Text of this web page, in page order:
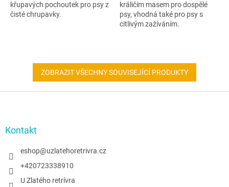
křupavých pochoutek pro psy z
čisté chrupavky.
králičím masem pro dospělé
psy, vhodná také pro psy s
citlivým zažíváním.
ZOBRAZIT VŠECHNY SOUVISEJÍCÍ PRODUKTY
Kontakt
eshop@uzlatehoretrivra.cz
+420723338910
U Zlatého retrívra